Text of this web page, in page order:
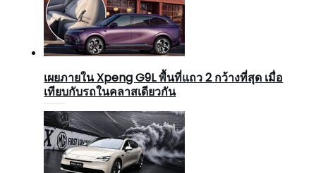
เผยภายใน Xpeng G9L พื้นที่แถว 2 กว้างที่สุด เมื่อ
เทียบกับรถในคลาสเดียวกัน